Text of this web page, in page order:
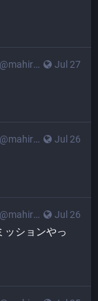
Jul 27
Jul 26
Jul 26
ッションやっ